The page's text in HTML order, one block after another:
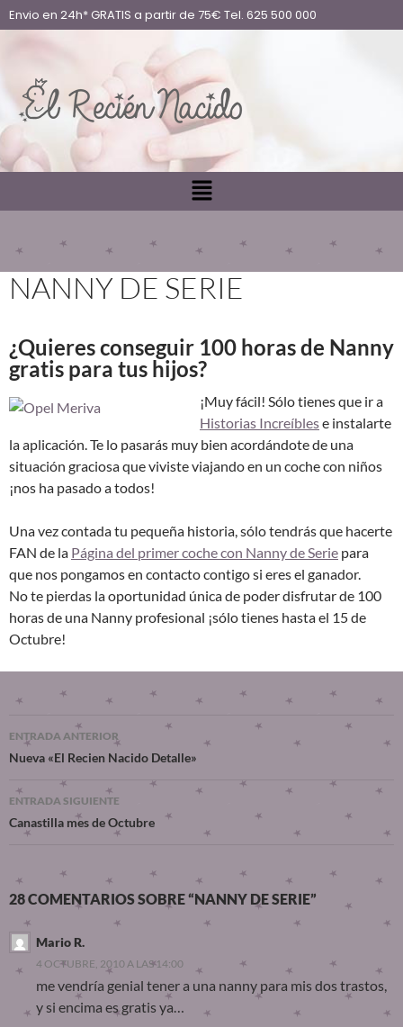
Envio en 24h* GRATIS a partir de 75€ Tel. 625 500 000
NANNY DE SERIE
¿Quieres conseguir 100 horasde Nanny
gratis para tus hijos?
¡Muy fácil! Sólo tienes que ir a
Historias Increíblese instalarte
la aplicación. Te lo pasarás muy bien acordándote de una
situación graciosa que viviste viajando en un coche con niños
¡nos ha pasado a todos!
Una vez contada tu pequeña historia, sólo tendrás que hacerte
FAN de la Página del primer coche con Nanny de Serie para
que nos pongamos en contacto contigo si eres el ganador.
No te pierdas la oportunidad única de poder disfrutar de 100
horas de una Nanny profesional ¡sólo tienes hasta el 15 de
Octubre!
ENTRADA ANTERIOR
Nueva «El Recien Nacido Detalle»
ENTRADA SIGUIENTE
Canastilla mes de Octubre
28 COMENTARIOS SOBRE “NANNY DE SERIE”
Mario R.
4 OCTUBRE, 2010 A LAS 14:00
me vendría genial tener a una nanny para mis dos trastos,
y si encima es gratis ya…